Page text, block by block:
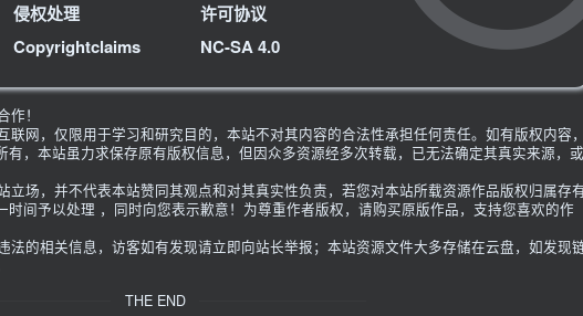
侵权处理
Copyrightclaims
许可协议
NC-SA 4.0
！
联网，仅限用于学习和研究目的，本站不对其内容的合法性承担任何责任。如有版权内容
，本站虽力求保存原有版权信息，但因众多资源经多次转载，已无法确定其真实来源，或
立场，并不代表本站赞同其观点和对其真实性负责，若您对本站所载资源作品版权归属存
间予以处理 ，同时向您表示歉意！为尊重作者版权，请购买原版作品，支持您喜欢的作
法的相关信息，访客如有发现请立即向站长举报；本站资源文件大多存储在云盘，如发现
THE END